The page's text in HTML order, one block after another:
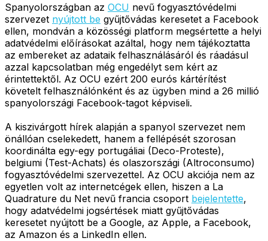
Spanyolországban az OCU nevű fogyasztóvédelmi
szervezet nyújtott be gyűjtővádas keresetet a Facebook
ellen, mondván a közösségi platform megsértette a helyi
adatvédelmi előírásokat azáltal, hogy nem tájékoztatta
az embereket az adataik felhasználásáról és ráadásul
azzal kapcsolatban még engedélyt sem kért az
érintettektől. Az OCU ezért 200 eurós kártérítést
követelt felhasználónként és az ügyben mind a 26 millió
spanyolországi Facebook-tagot képviseli.
A kiszivárgott hírek alapján a spanyol szervezet nem
önállóan cselekedett, hanem a fellépését szorosan
koordinálta egy-egy portugáliai (Deco-Proteste),
belgiumi (Test-Achats) és olaszországi (Altroconsumo)
fogyasztóvédelmi szervezettel. Az OCU akciója nem az
egyetlen volt az internetcégek ellen, hiszen a La
Quadrature du Net nevű francia csoport bejelentette,
hogy adatvédelmi jogsértések miatt gyűjtővádas
keresetet nyújtott be a Google, az Apple, a Facebook,
az Amazon és a LinkedIn ellen.